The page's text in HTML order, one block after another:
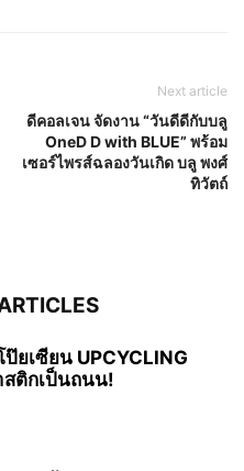
Next article
ดีคอลเจน จัดงาน “วันดีดีกับบลู
OneD D with BLUE” พร้อม
เซอร์ไพรส์ฉลองวันเกิด บลู พงศ์
ทิวัตถ์
ยเซียน UPCYCLING
สติกเป็นถนน!